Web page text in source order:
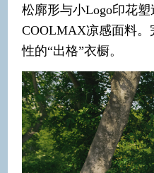
松廓形与小Logo印花
COOLMAX凉感面料
性的“出格”衣橱。